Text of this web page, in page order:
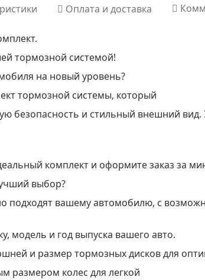
Оплата и доставка
тормозной системой!
на новый уровень?
тормозной системы, который
безопасность и стильный внешний вид.
комплект и оформите заказ за
выбор?
подходят вашему автомобилю, с
модель и год выпуска вашего авто.
и размер тормозных дисков для
размером колес для легкой